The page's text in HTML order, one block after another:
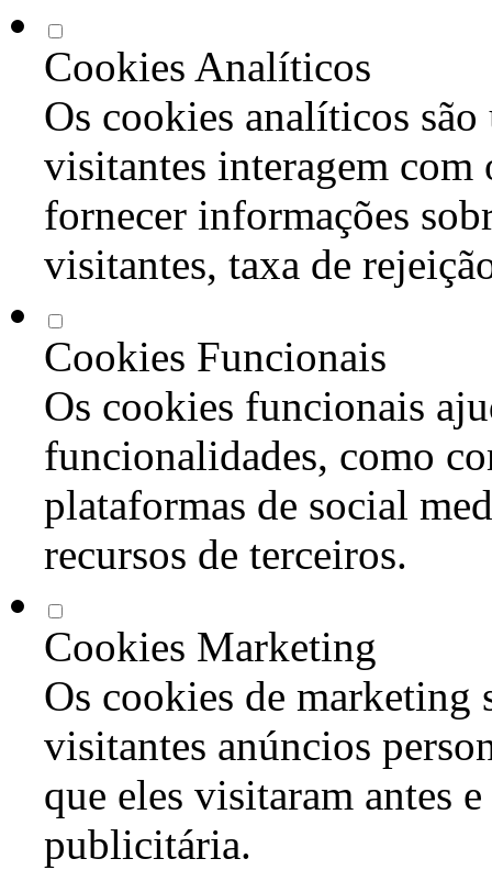
Cookies Analíticos
Os cookies analíticos são
visitantes interagem com
fornecer informações
visitantes, taxa de
Cookies Funcionais
Os cookies funcionais
funcionalidades, como
plataformas de social
recursos de terceiros.
Cookies Marketing
Os cookies de marketing
visitantes anúncios
que eles visitaram antes
publicitária.